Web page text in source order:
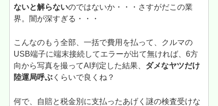
ないと解らないのではないか・・・さすがだこの業
界。闇が深すぎる・・・
こんなのもう全部、一括で費用を払って、クルマの
USB端子に端末接続してエラーが出て無ければ、6方
向から写真を撮ってAI判定した結果、 ダメなヤツだけ
陸運局呼ぶ くらいで良くね？
何で、自賠と税金別に支払ったあげく謎の検査受けな